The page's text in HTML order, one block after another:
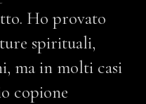
Ho provato
spirituali,
ma in molti casi
copione